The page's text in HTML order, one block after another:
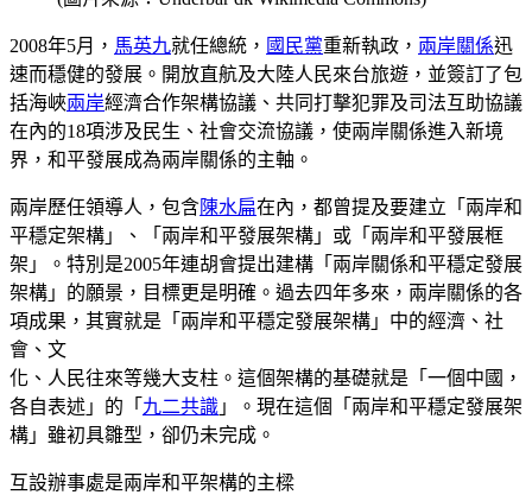
2008年5月， 馬英九就任總統， 國民黨重新執政， 兩岸關係迅
速而穩健的發展。開放直航及大陸人民來台旅遊，並簽訂了包
括海峽兩岸經濟合作架構協議、共同打擊犯罪及司法互助協議
在內的18項涉及民生、社會交流協議，使兩岸關係進入新境
界，和平發展成為兩岸關係的主軸。
兩岸歷任領導人，包含陳水扁在內，都曾提及要建立「兩岸和
平穩定架構」、「兩岸和平發展架構」或「兩岸和平發展框
架」。特別是2005年連胡會提出建構「兩岸關係和平穩定發展
架構」的願景，目標更是明確。過去四年多來，兩岸關係的各
項成果，其實就是「兩岸和平穩定發展架構」中的經濟、社
會、文
化、人民往來等幾大支柱。這個架構的基礎就是「一個中國，
各自表述」的「 九二共識 」。現在這個「兩岸和平穩定發展架
構」雖初具雛型，卻仍未完成。
互設辦事處是兩岸和平架構的主樑